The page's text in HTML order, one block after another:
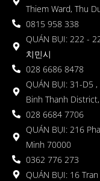
Thiem Ward, Thu
0815 958 338
QUÁN BỤI: 222 -
치민시
028 6686 8478
QUÁN BỤI: 31-D5
Binh Thanh
028 6684 7706
QUÁN BỤI: 216
Minh 70000
0362 776 273
QUÁN BỤI: 16